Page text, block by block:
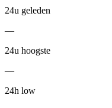
24u geleden
—
24u hoogste
—
24h low